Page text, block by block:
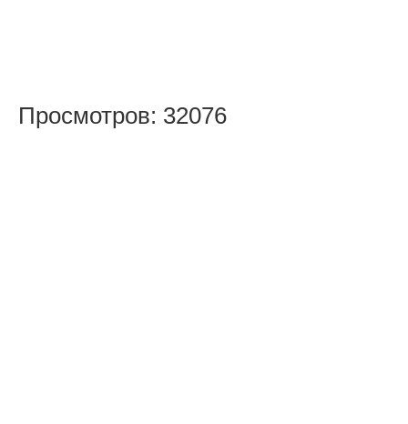
Просмотров: 32076